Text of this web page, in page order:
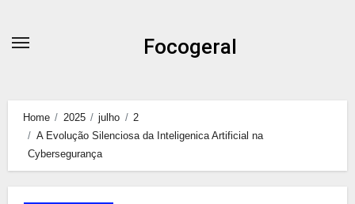
Focogeral
Home 2025 julho
2
A Evolução Silenciosa da Inteligenica Artificial na
Cybersegurança